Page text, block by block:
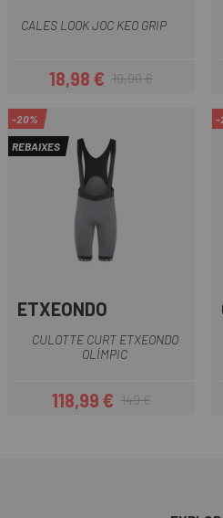
CALES LOOK JOC KEO GRIP
Preu
18,98 €Preu regular
19,90 €
-20%
REBAIXES
ETXEONDO
CULOTTE CURT ETXEONDO
OLÍMPIC
Preu
118,99 €Preu regular
149 €
-